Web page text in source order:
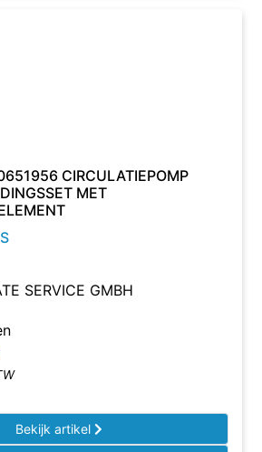
CIRCULATIEPOMP
MET
SERVICE GMBH
Bekijk artikel